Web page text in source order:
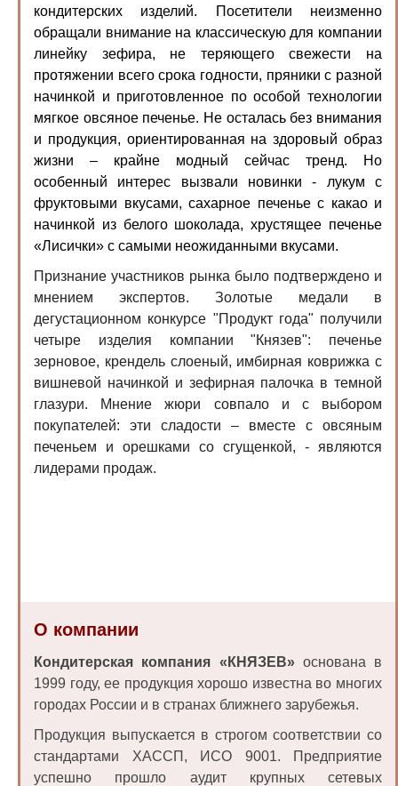
кондитерских изделий. Посетители неизменно
обращали внимание на классическую для компании
линейку зефира, не теряющего свежести на
протяжении всего срока годности, пряники с разной
начинкой и приготовленное по особой технологии
мягкое овсяное печенье. Не осталась без внимания
и продукция, ориентированная на здоровый образ
жизни – крайне модный сейчас тренд. Но
особенный интерес вызвали новинки - лукум с
фруктовыми вкусами, сахарное печенье с какао и
начинкой из белого шоколада, хрустящее печенье
«Лисички» с самыми неожиданными вкусами.
Признание участников рынка было подтверждено и
мнением экспертов. Золотые медали в
дегустационном конкурсе "Продукт года" получили
четыре изделия компании "Князев": печенье
зерновое, крендель слоеный, имбирная коврижка с
вишневой начинкой и зефирная палочка в темной
глазури. Мнение жюри совпало и с выбором
покупателей: эти сладости – вместе с овсяным
печеньем и орешками со сгущенкой, - являются
лидерами продаж.
О компании
Кондитерская компания «КНЯЗЕВ»основана в
1999 году, ее продукция хорошо известна во многих
городах России и в странах ближнего зарубежья.
Продукция выпускается в строгом соответствии со
стандартами ХАССП, ИСО 9001. Предприятие
успешно прошло аудит крупных сетевых